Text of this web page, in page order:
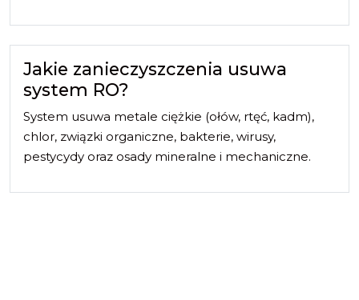
Jakie zanieczyszczenia usuwa
system RO?
System usuwa metale ciężkie (ołów, rtęć, kadm),
chlor, związki organiczne, bakterie, wirusy,
pestycydy oraz osady mineralne i mechaniczne.